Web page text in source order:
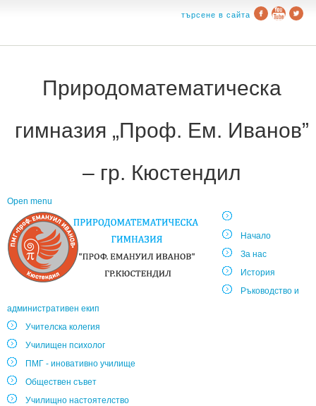
търсене в сайта
Природоматематическа
гимназия „Проф. Ем. Иванов”
– гр. Кюстендил
Open menu
Начало
За нас
История
Ръководство и
административен екип
Учителска колегия
Училищен психолог
ПМГ - иновативно училище
Обществен съвет
Училищно настоятелство